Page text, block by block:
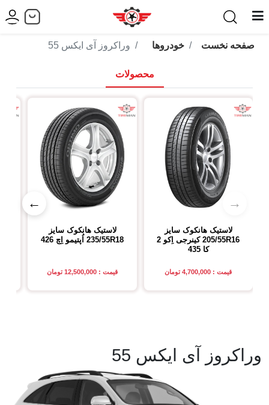
صفحه نخست خودروها وراکروز آی ایکس 55
محصولات
→
←
لاستیک هانکوک سایز
205/55R16
کینرجی اِکو 2
کا 435
قیمت : 4,700,000 تومان
لاستیک هانکوک سایز
235/55R18 اُپتیمو اِچ 426
قیمت : 12,500,000 تومان
وراکروز آی ایکس 55